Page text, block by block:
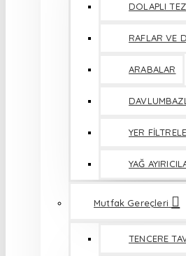
DOLAPLI
RAFLAR VE
ARABALAR
YER
YAĞ
Mutfak Gereçleri
TENCERE